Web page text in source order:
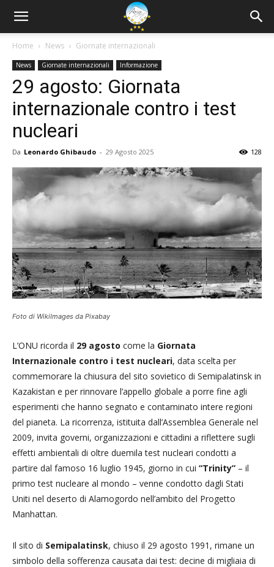
Home News Giornate internazionali
News Giornate internazionali Informazione
29 agosto: Giornata
internazionale contro i test
nucleari
Da Leonardo Ghibaudo - 29 Agosto 2025 128
Foto di WikiImages da Pixabay
L’ONU ricorda il 29 agosto come la Giornata
Internazionale contro i test nucleari, data scelta per
commemorare la chiusura del sito sovietico di Semipalatinsk in
Kazakistan e per rinnovare l’appello globale a porre fine agli
esperimenti che hanno segnato e contaminato intere regioni
del pianeta. La ricorrenza, istituita dall’Assemblea Generale nel
2009, invita governi, organizzazioni e cittadini a riflettere sugli
effetti ambientali di oltre duemila test nucleari condotti a
partire dal famoso 16 luglio 1945, giorno in cui “Trinity” – il
primo test nucleare al mondo – venne condotto dagli Stati
Uniti nel deserto di Alamogordo nell’ambito del Progetto
Manhattan.
Il sito di Semipalatinsk, chiuso il 29 agosto 1991, rimane un
simbolo della sofferenza causata dai test: decine di migliaia di